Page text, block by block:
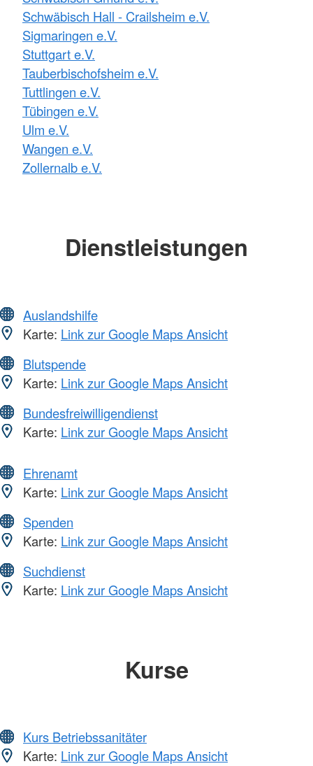
Schwäbisch Hall - Crailsheim e.V.
Sigmaringen e.V.
Stuttgart e.V.
Tauberbischofsheim e.V.
Tuttlingen e.V.
Tübingen e.V.
Ulm e.V.
Wangen e.V.
Zollernalb e.V.
Dienstleistungen
Auslandshilfe
Karte: Link zur Google Maps Ansicht
Blutspende
Karte: Link zur Google Maps Ansicht
Bundesfreiwilligendienst
Karte: Link zur Google Maps Ansicht
Ehrenamt
Karte: Link zur Google Maps Ansicht
Spenden
Karte: Link zur Google Maps Ansicht
Suchdienst
Karte: Link zur Google Maps Ansicht
Kurse
Kurs Betriebssanitäter
Karte: Link zur Google Maps Ansicht